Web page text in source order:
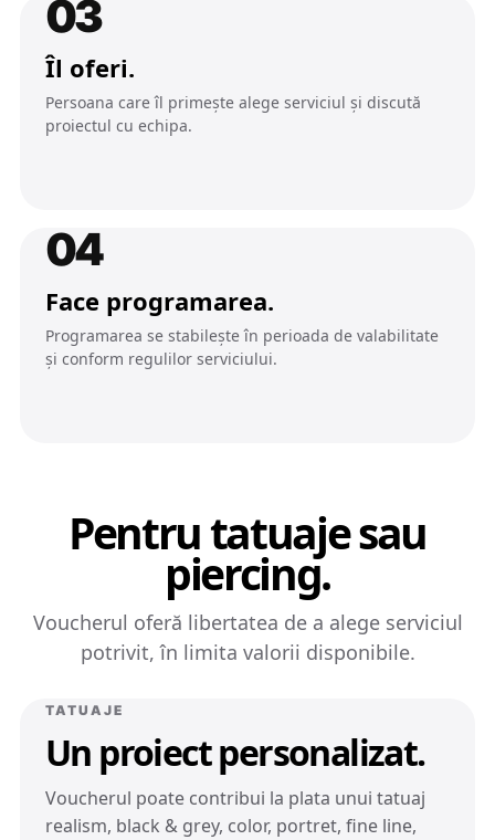
03
Îl oferi.
Persoana care îl primește alege serviciul și discută
proiectul cu echipa.
04
Face programarea.
Programarea se stabilește în perioada de valabilitate
și conform regulilor serviciului.
Pentru tatuaje sau
piercing.
Voucherul oferă libertatea de a alege serviciul
potrivit, în limita valorii disponibile.
TATUAJE
Un proiect personalizat.
Voucherul poate contribui la plata unui tatuaj
realism, black & grey, color, portret, fine line,